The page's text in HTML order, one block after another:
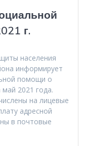
г.
населения
информирует
помощи о
май 2021 года.
на лицевые
адресной
в почтовые